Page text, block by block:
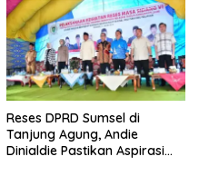
Reses DPRD Sumsel di
Tanjung Agung, Andie
Dinialdie Pastikan Aspirasi